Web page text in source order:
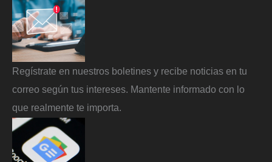
Regístrate en nuestros boletines y recibe noticias en tu
correo según tus intereses. Mantente informado con lo
que realmente te importa.